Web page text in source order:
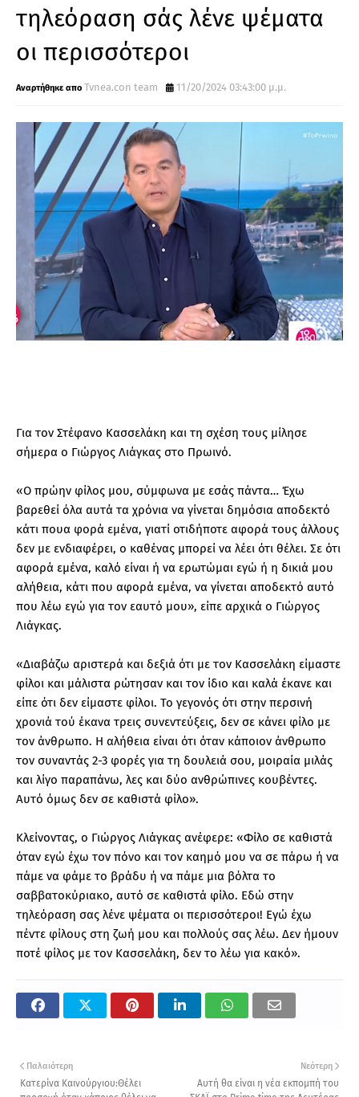
τηλεόραση σάς λένε ψέματα
οι περισσότεροι
Tvnea.con team 11/20/2024 03:43:00 μ.μ.
Για τον Στέφανο Κασσελάκη και τη σχέση τους μίλησε
σήμερα ο Γιώργος Λιάγκας στο Πρωινό.
«Ο πρώην φίλος μου, σύμφωνα με εσάς πάντα… Έχω
βαρεθεί όλα αυτά τα χρόνια να γίνεται δημόσια αποδεκτό
κάτι πουα φορά εμένα, γιατί οτιδήποτε αφορά τους άλλους
δεν με ενδιαφέρει, ο καθένας μπορεί να λέει ότι θέλει. Σε ότι
αφορά εμένα, καλό είναι ή να ερωτώμαι εγώ ή η δικιά μου
αλήθεια, κάτι που αφορά εμένα, να γίνεται αποδεκτό αυτό
που λέω εγώ για τον εαυτό μου», είπε αρχικά ο Γιώργος
Λιάγκας.
«Διαβάζω αριστερά και δεξιά ότι με τον Κασσελάκη είμαστε
φίλοι και μάλιστα ρώτησαν και τον ίδιο και καλά έκανε και
είπε ότι δεν είμαστε φίλοι. Το γεγονός ότι στην περσινή
χρονιά τού έκανα τρεις συνεντεύξεις, δεν σε κάνει φίλο με
τον άνθρωπο. Η αλήθεια είναι ότι όταν κάποιον άνθρωπο
τον συναντάς 2-3 φορές για τη δουλειά σου, μοιραία μιλάς
και λίγο παραπάνω, λες και δύο ανθρώπινες κουβέντες.
Αυτό όμως δεν σε καθιστά φίλο».
Κλείνοντας, ο Γιώργος Λιάγκας ανέφερε: «Φίλο σε καθιστά
όταν εγώ έχω τον πόνο και τον καημό μου να σε πάρω ή να
πάμε να φάμε το βράδυ ή να πάμε μια βόλτα το
σαββατοκύριακο, αυτό σε καθιστά φίλο. Εδώ στην
τηλεόραση σας λένε ψέματα οι περισσότεροι! Εγώ έχω
πέντε φίλους στη ζωή μου και πολλούς σας λέω. Δεν ήμουν
ποτέ φίλος με τον Κασσελάκη, δεν το λέω για κακό».
Νεότερη
Αυτή θα είναι η νέα εκπομπή του
Παλαιότερη
Κατερίνα Καινούργιου:Θέλει